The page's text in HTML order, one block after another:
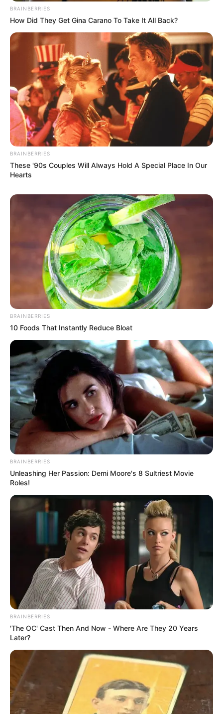
BRAINBERRIES
How Did They Get Gina Carano To Take It All Back?
BRAINBERRIES
These '90s Couples Will Always Hold A Special Place In Our
Hearts
BRAINBERRIES
10 Foods That Instantly Reduce Bloat
BRAINBERRIES
Unleashing Her Passion: Demi Moore's 8 Sultriest Movie
Roles!
BRAINBERRIES
'The OC' Cast Then And Now - Where Are They 20 Years
Later?